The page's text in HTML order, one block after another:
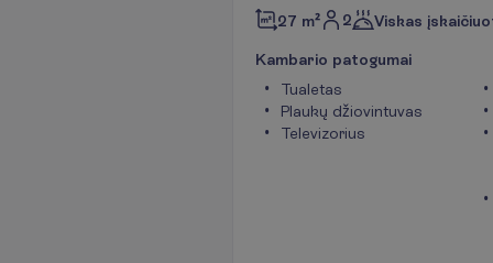
27 m² 2 Viskas
Kambario patogumai
Tualetas
Plaukų džiovintuvas
Televizorius